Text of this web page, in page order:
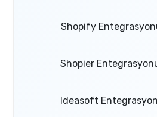
Shopify
Shopier
Ideasoft